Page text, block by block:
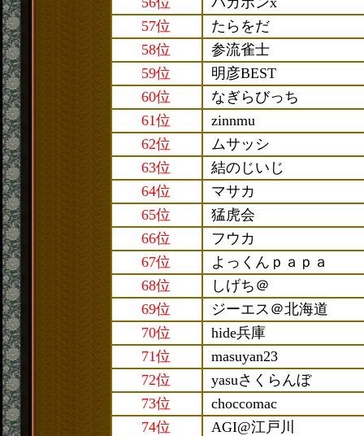
57位
たらをだ
58位
参流雀士
59位
明彦BEST
60位
なぎらびっち
61位
zinnmu
62位
ムサッシ
63位
結のじいじ
64位
マサカ
65位
猛虎会
66位
フウカ
67位
よっくんｐａｐａ
68位
しげち＠
69位
ジーエス＠北海道
70位
hide兵庫
71位
masuyan23
72位
yasuさくらんぼ
73位
choccomac
74位
AGI@江戸川